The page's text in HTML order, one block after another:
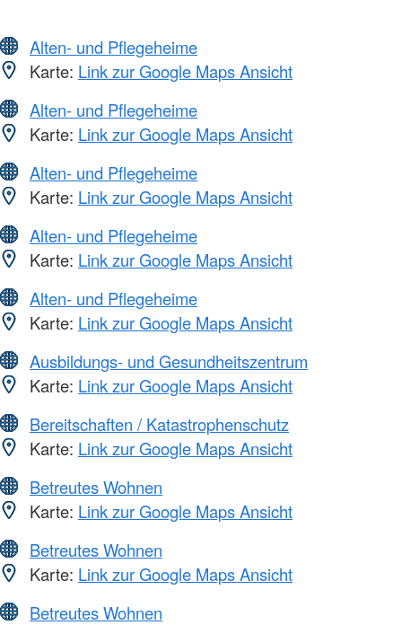
Alten- und Pflegeheime
Karte: Link zur Google Maps Ansicht
Alten- und Pflegeheime
Karte: Link zur Google Maps Ansicht
Alten- und Pflegeheime
Karte: Link zur Google Maps Ansicht
Alten- und Pflegeheime
Karte: Link zur Google Maps Ansicht
Alten- und Pflegeheime
Karte: Link zur Google Maps Ansicht
Ausbildungs- und Gesundheitszentrum
Karte: Link zur Google Maps Ansicht
Bereitschaften / Katastrophenschutz
Karte: Link zur Google Maps Ansicht
Betreutes Wohnen
Karte: Link zur Google Maps Ansicht
Betreutes Wohnen
Karte: Link zur Google Maps Ansicht
Betreutes Wohnen